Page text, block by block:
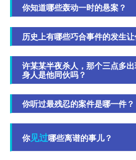
你知道哪些轰动一时的悬案？
历史上有哪些巧合事件的发生
许某某半夜杀人，那个三点多
身人是他同伙吗？
你听过最残忍的案件是哪一件？
你见过哪些离谱的事儿？